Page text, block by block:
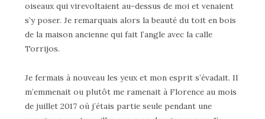
oiseaux qui virevoltaient au-dessus de moi et venaient
s’y poser. Je remarquais alors la beauté du toit en bois
de la maison ancienne qui fait l’angle avec la calle
Torrijos.
Je fermais à nouveau les yeux et mon esprit s’évadait. Il
m’emmenait ou plutôt me ramenait à Florence au mois
de juillet 2017 où j’étais partie seule pendant une